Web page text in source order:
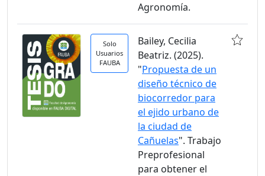
Agronomía.
Solo
Usuarios
FAUBA
Bailey, Cecilia
Beatriz. (2025).
"Propuesta de un
diseño técnico de
biocorredor para
el ejido urbano de
la ciudad de
Cañuelas". Trabajo
Preprofesional
para obtener el